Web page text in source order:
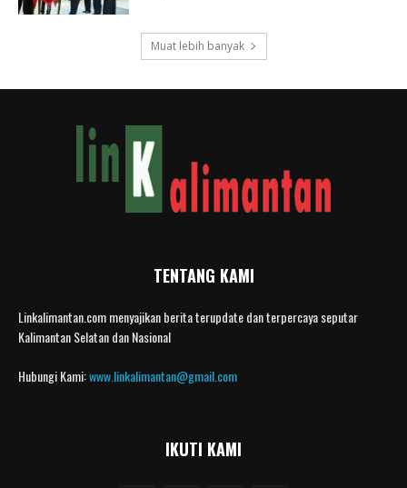
Muat lebih banyak
TENTANG KAMI
Linkalimantan.com menyajikan berita terupdate dan terpercaya seputar
Kalimantan Selatan dan Nasional
Hubungi Kami:www.linkalimantan@gmail.com
IKUTI KAMI